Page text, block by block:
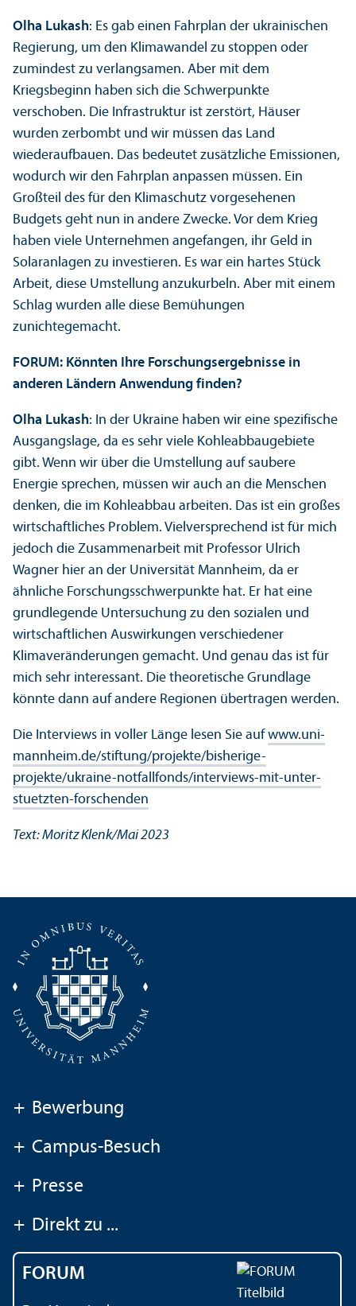
Olha Lukash: Es gab einen Fahrplan der ukrainischen
Regierung, um den Klimawandel zu stoppen oder
zumindest zu verlangsamen. Aber mit dem
Kriegsbeginn haben sich die Schwerpunkte
verschoben. Die Infrastruktur ist zerstört, Häuser
wurden zerbombt und wir müssen das Land
wiederaufbauen. Das bedeutet zusätzliche Emissionen,
wodurch wir den Fahrplan anpassen müssen. Ein
Großteil des für den Klimaschutz vorgesehenen
Budgets geht nun in andere Zwecke. Vor dem Krieg
haben viele Unter­nehmen angefangen, ihr Geld in
Solaranlagen zu investieren. Es war ein hartes Stück
Arbeit, diese Umstellung anzukurbeln. Aber mit einem
Schlag wurden alle diese Bemühungen
zunichtegemacht.
FORUM: Könnten Ihre Forschungs­ergebnisse in
anderen Ländern Anwendung finden?
Olha Lukash: In der Ukraine haben wir eine spezifische
Ausgangslage, da es sehr viele Kohleabbaugebiete
gibt. Wenn wir über die Umstellung auf saubere
Energie sprechen, müssen wir auch an die Menschen
denken, die im Kohleabbau arbeiten. Das ist ein großes
wirtschaft­liches Problem. Vielversprechend ist für mich
jedoch die Zusammenarbeit mit Professor Ulrich
Wagner hier an der Universität Mannheim, da er
ähnliche Forschungs­schwerpunkte hat. Er hat eine
grundlegende Unter­suchung zu den sozialen und
wirtschaft­lichen Aus­wirkungen verschiedener
Klimaveränderungen gemacht. Und genau das ist für
mich sehr interessant. Die theoretische Grundlage
könnte dann auf andere Regionen übertragen werden.
Die Interviews in voller Länge lesen Sie aufwww.uni-
mannheim.de/stiftung/projekte/bisherige-
projekte/ukraine-notfallfonds/interviews-mit-unter­
stuetzten-forschenden
Text: Moritz Klenk/Mai 2023
+ Bewerbung
+ Campus-Besuch
+ Presse
+ Direkt zu ...
FORUM